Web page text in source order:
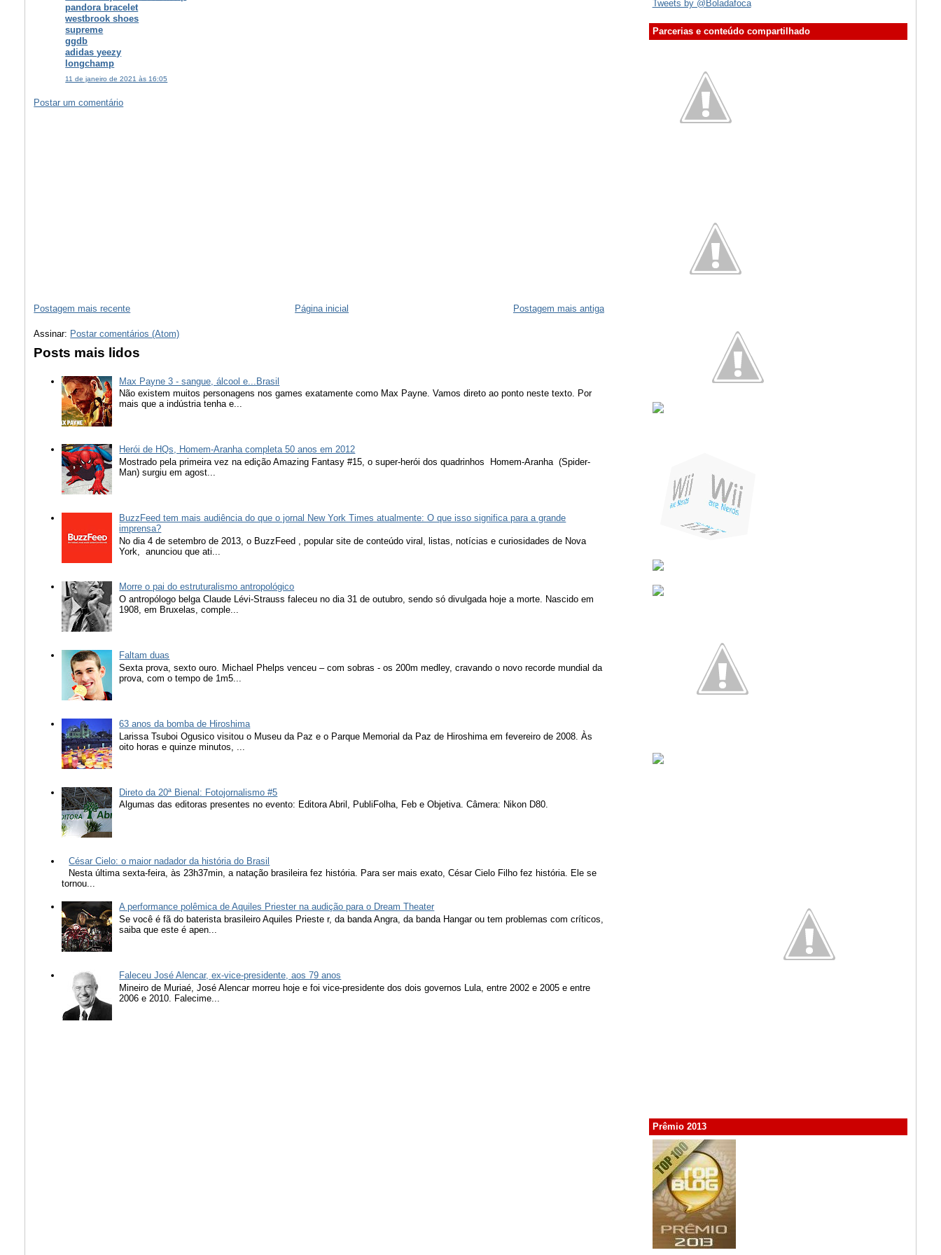
pandora bracelet
westbrook shoes
supreme
ggdb
adidas yeezy
longchamp
11 de janeiro de 2021 às 16:05
Postar um comentário
Postagem mais recente Postagem mais antiga
Página inicial
Assinar: Postar comentários (Atom)
Posts mais lidos
Max Payne 3 - sangue, álcool e...Brasil
Não existem muitos personagens nos games exatamente como Max Payne. Vamos direto ao ponto neste texto. Por
mais que a indústria tenha e...
Herói de HQs, Homem-Aranha completa 50 anos em 2012
Mostrado pela primeira vez na edição Amazing Fantasy #15, o super-herói dos quadrinhos Homem-Aranha (Spider-
Man) surgiu em agost...
BuzzFeed tem mais audiência do que o jornal New York Times atualmente: O que isso significa para a grande
imprensa?
No dia 4 de setembro de 2013, o BuzzFeed , popular site de conteúdo viral, listas, notícias e curiosidades de Nova
York, anunciou que ati...
Morre o pai do estruturalismo antropológico
O antropólogo belga Claude Lévi-Strauss faleceu no dia 31 de outubro, sendo só divulgada hoje a morte. Nascido em
1908, em Bruxelas, comple...
Faltam duas
Sexta prova, sexto ouro. Michael Phelps venceu – com sobras - os 200m medley, cravando o novo recorde mundial da
prova, com o tempo de 1m5...
63 anos da bomba de Hiroshima
Larissa Tsuboi Ogusico visitou o Museu da Paz e o Parque Memorial da Paz de Hiroshima em fevereiro de 2008. Às
oito horas e quinze minutos, ...
Direto da 20ª Bienal: Fotojornalismo #5
Algumas das editoras presentes no evento: Editora Abril, PubliFolha, Feb e Objetiva. Câmera: Nikon D80.
César Cielo: o maior nadador da história do Brasil
Nesta última sexta-feira, às 23h37min, a natação brasileira fez história. Para ser mais exato, César Cielo Filho fez história. Ele se
tornou...
A performance polêmica de Aquiles Priester na audição para o Dream Theater
Se você é fã do baterista brasileiro Aquiles Prieste r, da banda Angra, da banda Hangar ou tem problemas com críticos,
saiba que este é apen...
Faleceu José Alencar, ex-vice-presidente, aos 79 anos
Mineiro de Muriaé, José Alencar morreu hoje e foi vice-presidente dos dois governos Lula, entre 2002 e 2005 e entre
2006 e 2010. Falecime...
Tweets by @Boladafoca
Parcerias e conteúdo compartilhado
Prêmio 2013